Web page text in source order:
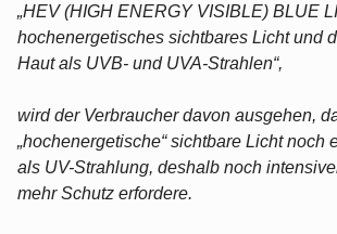
„HEV (HIGH ENERGY VISIBLE) BLUE
hochenergetisches sichtbares Licht und
Haut als UVB- und UVA-Strahlen“,
wird der Verbraucher davon ausgehen,
„hochenergetische“ sichtbare Licht noch
als UV-Strahlung, deshalb noch
mehr Schutz erfordere.